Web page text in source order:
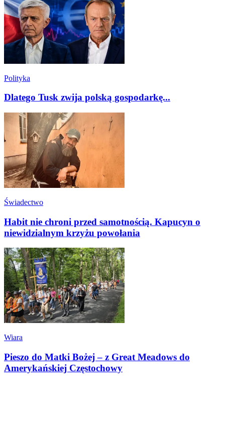
Polityka
Dlatego Tusk zwija polską gospodarkę...
Świadectwo
Habit nie chroni przed samotnością. Kapucyn o
niewidzialnym krzyżu powołania
Wiara
Pieszo do Matki Bożej – z Great Meadows do
Amerykańskiej Częstochowy